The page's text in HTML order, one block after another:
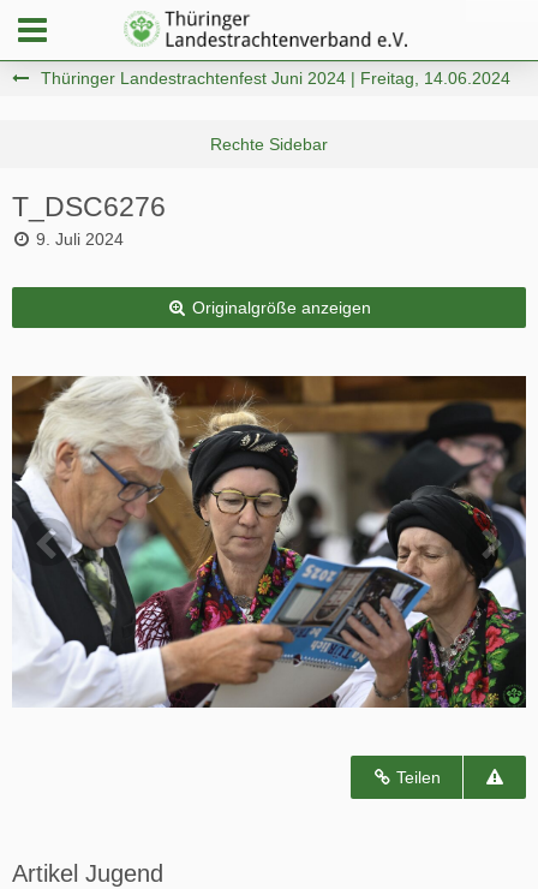
Thüringer Landestrachtenfest Juni 2024 | Freitag, 14.06.2024
T_DSC6276
9. Juli 2024
Originalgröße anzeigen
Teilen
Artikel Jugend